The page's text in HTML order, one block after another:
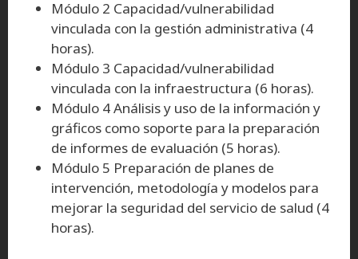
Módulo 2 Capacidad/vulnerabilidad
vinculada con la gestión administrativa (4
horas).
Módulo 3 Capacidad/vulnerabilidad
vinculada con la infraestructura (6 horas).
Módulo 4 Análisis y uso de la información y
gráficos como soporte para la preparación
de informes de evaluación (5 horas).
Módulo 5 Preparación de planes de
intervención, metodología y modelos para
mejorar la seguridad del servicio de salud (4
horas).